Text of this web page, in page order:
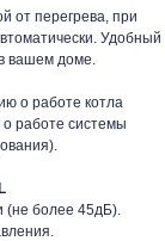
от перегрева, при
Удобный
вашем доме.
о работе котла
работе системы
(не более 45дБ).